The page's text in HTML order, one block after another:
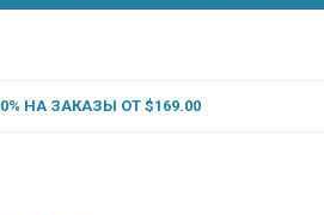
НА ЗАКАЗЫ ОТ $169.00